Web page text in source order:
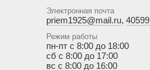
Электронная почта
priem1925@mail.ru,
Режим работы
пн-пт с 8:00 до 18:00
сб с 8:00 до 17:00
вс с 8:00 до 16:00